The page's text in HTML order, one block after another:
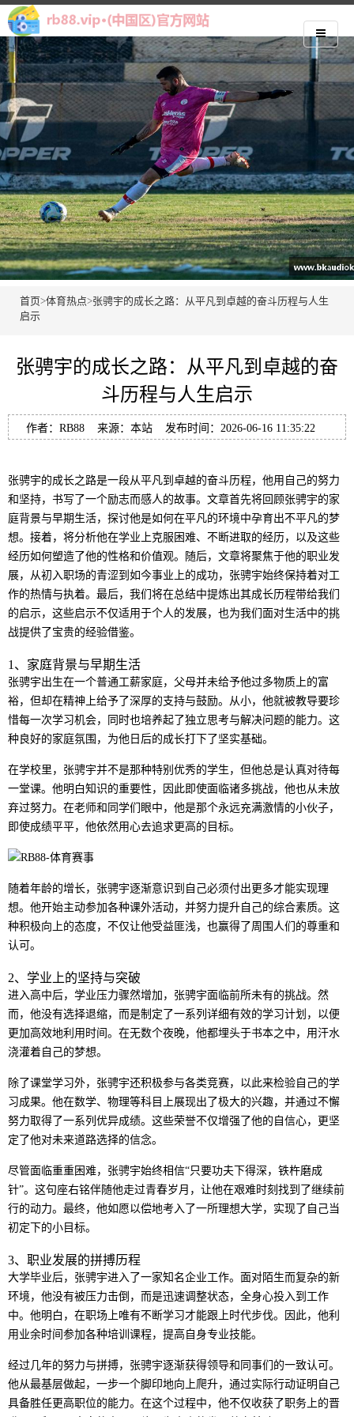
首页>体育热点>张骋宇的成长之路：从平凡到卓越的奋斗历程与人生
启示
张骋宇的成长之路：从平凡到卓越的奋
斗历程与人生启示
作者：RB88 来源：本站 发布时间：2026-06-16 11:35:22
张骋宇的成长之路是一段从平凡到卓越的奋斗历程，他用自己的努力
和坚持，书写了一个励志而感人的故事。文章首先将回顾张骋宇的家
庭背景与早期生活，探讨他是如何在平凡的环境中孕育出不平凡的梦
想。接着，将分析他在学业上克服困难、不断进取的经历，以及这些
经历如何塑造了他的性格和价值观。随后，文章将聚焦于他的职业发
展，从初入职场的青涩到如今事业上的成功，张骋宇始终保持着对工
作的热情与执着。最后，我们将在总结中提炼出其成长历程带给我们
的启示，这些启示不仅适用于个人的发展，也为我们面对生活中的挑
战提供了宝贵的经验借鉴。
1、家庭背景与早期生活
张骋宇出生在一个普通工薪家庭，父母并未给予他过多物质上的富
裕，但却在精神上给予了深厚的支持与鼓励。从小，他就被教导要珍
惜每一次学习机会，同时也培养起了独立思考与解决问题的能力。这
种良好的家庭氛围，为他日后的成长打下了坚实基础。
在学校里，张骋宇并不是那种特别优秀的学生，但他总是认真对待每
一堂课。他明白知识的重要性，因此即使面临诸多挑战，他也从未放
弃过努力。在老师和同学们眼中，他是那个永远充满激情的小伙子，
即使成绩平平，他依然用心去追求更高的目标。
随着年龄的增长，张骋宇逐渐意识到自己必须付出更多才能实现理
想。他开始主动参加各种课外活动，并努力提升自己的综合素质。这
种积极向上的态度，不仅让他受益匪浅，也赢得了周围人们的尊重和
认可。
2、学业上的坚持与突破
进入高中后，学业压力骤然增加，张骋宇面临前所未有的挑战。然
而，他没有选择退缩，而是制定了一系列详细有效的学习计划，以便
更加高效地利用时间。在无数个夜晚，他都埋头于书本之中，用汗水
浇灌着自己的梦想。
除了课堂学习外，张骋宇还积极参与各类竞赛，以此来检验自己的学
习成果。他在数学、物理等科目上展现出了极大的兴趣，并通过不懈
努力取得了一系列优异成绩。这些荣誉不仅增强了他的自信心，更坚
定了他对未来道路选择的信念。
尽管面临重重困难，张骋宇始终相信“只要功夫下得深，铁杵磨成
针”。这句座右铭伴随他走过青春岁月，让他在艰难时刻找到了继续前
行的动力。最终，他如愿以偿地考入了一所理想大学，实现了自己当
初定下的小目标。
3、职业发展的拼搏历程
大学毕业后，张骋宇进入了一家知名企业工作。面对陌生而复杂的新
环境，他没有被压力击倒，而是迅速调整状态，全身心投入到工作
中。他明白，在职场上唯有不断学习才能跟上时代步伐。因此，他利
用业余时间参加各种培训课程，提高自身专业技能。
经过几年的努力与拼搏，张骋宇逐渐获得领导和同事们的一致认可。
他从最基层做起，一步一个脚印地向上爬升，通过实际行动证明自己
具备胜任更高职位的能力。在这个过程中，他不仅收获了职务上的晋